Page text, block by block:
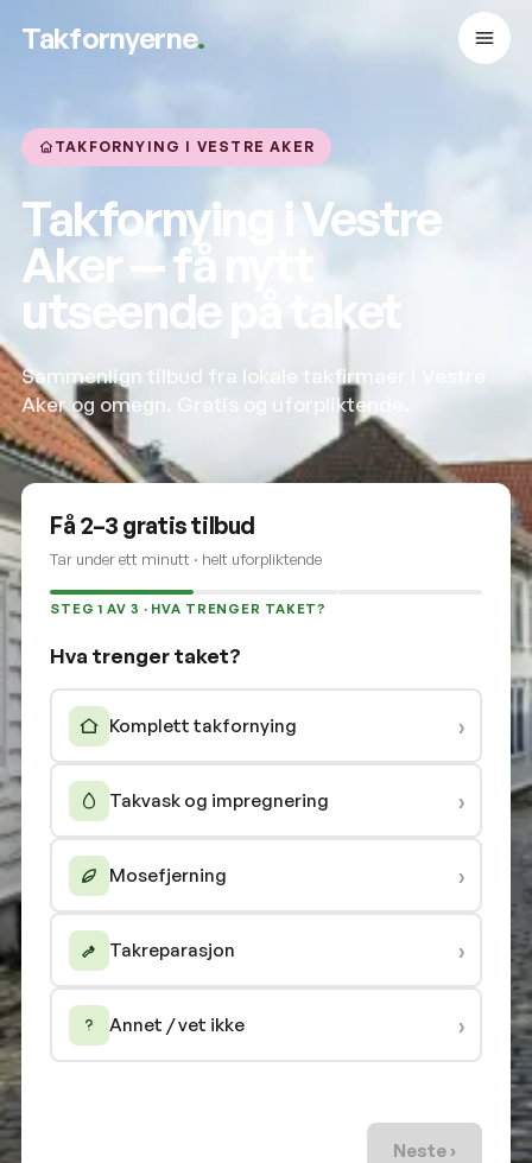
Takfornyerne.
TAKFORNYING I VESTRE AKER
Takfornying i Vestre
Aker — få nytt
utseende på taket
Sammenlign tilbud fra lokale takfirmaer i Vestre
Aker og omegn. Gratis og uforpliktende.
Få 2–3 gratis tilbud
Tar under ett minutt · helt uforpliktende
STEG 1 AV 3 · HVA TRENGER TAKET?
Hva trenger taket?
Komplett takfornying ›
Takvask og impregnering ›
Mosefjerning ›
Takreparasjon ›
Annet / vet ikke ›
Neste ›